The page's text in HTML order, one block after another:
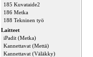
185 Kuvataide2
186 Metka
188 Tekninen työ
Laitteet
iPadit (Metka)
Kannettavat (Mettä)
Kannettavat (Väläkky)